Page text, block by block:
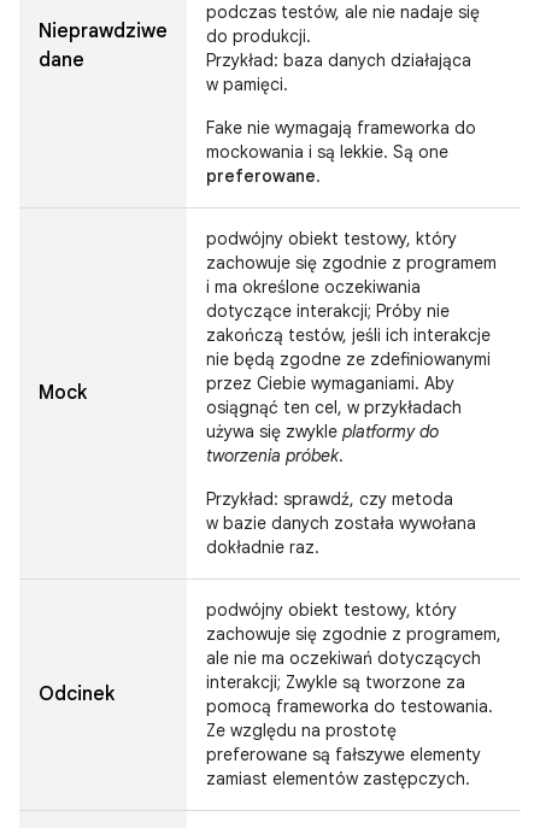
Nieprawdziwe
dane
podczas testów, ale nie nadaje się
do produkcji.
Przykład: baza danych działająca
w pamięci.
Fake nie wymagają frameworka do
mockowania i są lekkie. Są one
preferowane.
Mock
podwójny obiekt testowy, który
zachowuje się zgodnie z programem
i ma określone oczekiwania
dotyczące interakcji; Próby nie
zakończą testów, jeśli ich interakcje
nie będą zgodne ze zdefiniowanymi
przez Ciebie wymaganiami. Aby
osiągnąć ten cel, w przykładach
używa się zwykle platformy do
tworzenia próbek.
Przykład: sprawdź, czy metoda
w bazie danych została wywołana
dokładnie raz.
Odcinek
podwójny obiekt testowy, który
zachowuje się zgodnie z programem,
ale nie ma oczekiwań dotyczących
interakcji; Zwykle są tworzone za
pomocą frameworka do testowania.
Ze względu na prostotę
preferowane są fałszywe elementy
zamiast elementów zastępczych.